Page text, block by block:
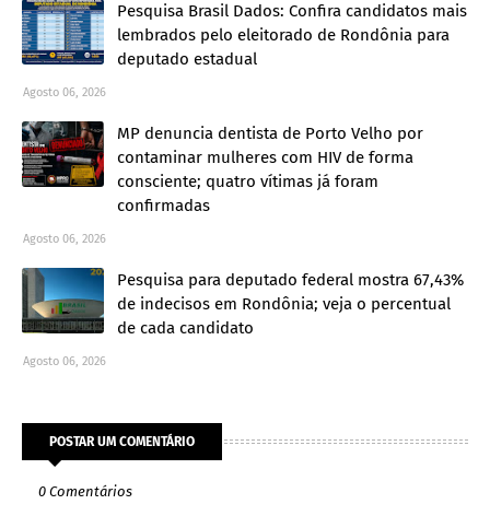
Pesquisa Brasil Dados: Confira candidatos mais
lembrados pelo eleitorado de Rondônia para
deputado estadual
Agosto 06, 2026
MP denuncia dentista de Porto Velho por
contaminar mulheres com HIV de forma
consciente; quatro vítimas já foram
confirmadas
Agosto 06, 2026
Pesquisa para deputado federal mostra 67,43%
de indecisos em Rondônia; veja o percentual
de cada candidato
Agosto 06, 2026
POSTAR UM COMENTÁRIO
0 Comentários